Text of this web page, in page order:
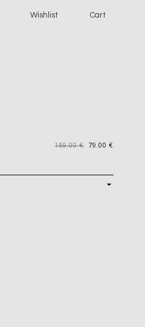
Wishlist Cart
159.00€ 79.00 €